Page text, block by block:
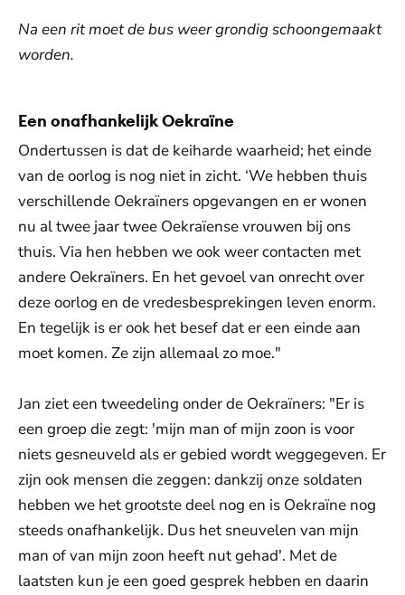
Na een rit moet de bus weer grondig schoongemaakt
worden.
Een onafhankelijk Oekraïne
Ondertussen is dat de keiharde waarheid; het einde
van de oorlog is nog niet in zicht. ‘We hebben thuis
verschillende Oekraïners opgevangen en er wonen
nu al twee jaar twee Oekraïense vrouwen bij ons
thuis. Via hen hebben we ook weer contacten met
andere Oekraïners. En het gevoel van onrecht over
deze oorlog en de vredesbesprekingen leven enorm.
En tegelijk is er ook het besef dat er een einde aan
moet komen. Ze zijn allemaal zo moe."
Jan ziet een tweedeling onder de Oekraïners: "Er is
een groep die zegt: 'mijn man of mijn zoon is voor
niets gesneuveld als er gebied wordt weggegeven. Er
zijn ook mensen die zeggen: dankzij onze soldaten
hebben we het grootste deel nog en is Oekraïne nog
steeds onafhankelijk. Dus het sneuvelen van mijn
man of van mijn zoon heeft nut gehad'. Met de
laatsten kun je een goed gesprek hebben en daarin